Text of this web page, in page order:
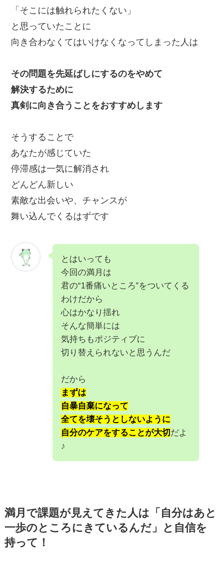
「そこには触れられたくない」
と思っていたことに
向き合わなくてはいけなくなってしまった人は
その問題を先延ばしにするのをやめて
解決するために
真剣に向き合うことをおすすめします
そうすることで
あなたが感じていた
停滞感は一気に解消され
どんどん新しい
素敵な出会いや、チャンスが
舞い込んでくるはずです
とはいっても
今回の満月は
君の“1番痛いところ”をついてくる
わけだから
心はかなり揺れ
そんな簡単には
気持ちもポジティブに
切り替えられないと思うんだ
だから
まずは
自暴自棄になって
全てを壊そうとしないように
自分のケアをすることが大切 だよ
♪
満月で課題が見えてきた人は 「自分はあと
一歩のところにきているんだ」
と自信を
持って！